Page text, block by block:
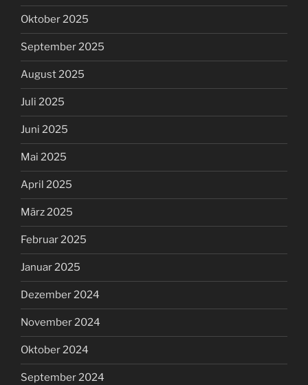
Oktober 2025
September 2025
August 2025
Juli 2025
Juni 2025
Mai 2025
April 2025
März 2025
Februar 2025
Januar 2025
Dezember 2024
November 2024
Oktober 2024
September 2024